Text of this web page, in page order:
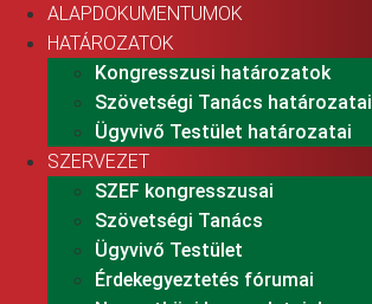
ALAPDOKUMENTUMOK
HATÁROZATOK
Kongresszusi határozatok
Szövetségi Tanács határozatai
Ügyvivő Testület határozatai
SZERVEZET
SZEF kongresszusai
Szövetségi Tanács
Ügyvivő Testület
Érdekegyeztetés fórumai